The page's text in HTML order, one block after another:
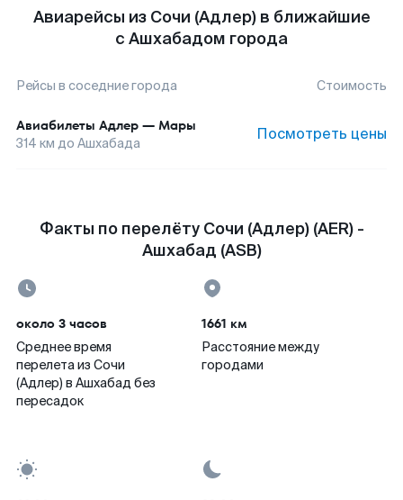
Авиарейсы из Сочи (Адлер) в ближайшие
с Ашхабадом города
Рейсы в соседние города Стоимость
Авиабилеты Адлер — Мары
314 км до Ашхабада Посмотреть цены
Факты по перелёту Сочи (Адлер) (AER) -
Ашхабад (ASB)
около 3 часов
Среднее время
перелета из Сочи
(Адлер) в Ашхабад без
пересадок
1661 км
Расстояние между
городами